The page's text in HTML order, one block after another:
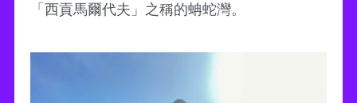
「西貢馬爾代夫」之稱的蚺蛇灣。